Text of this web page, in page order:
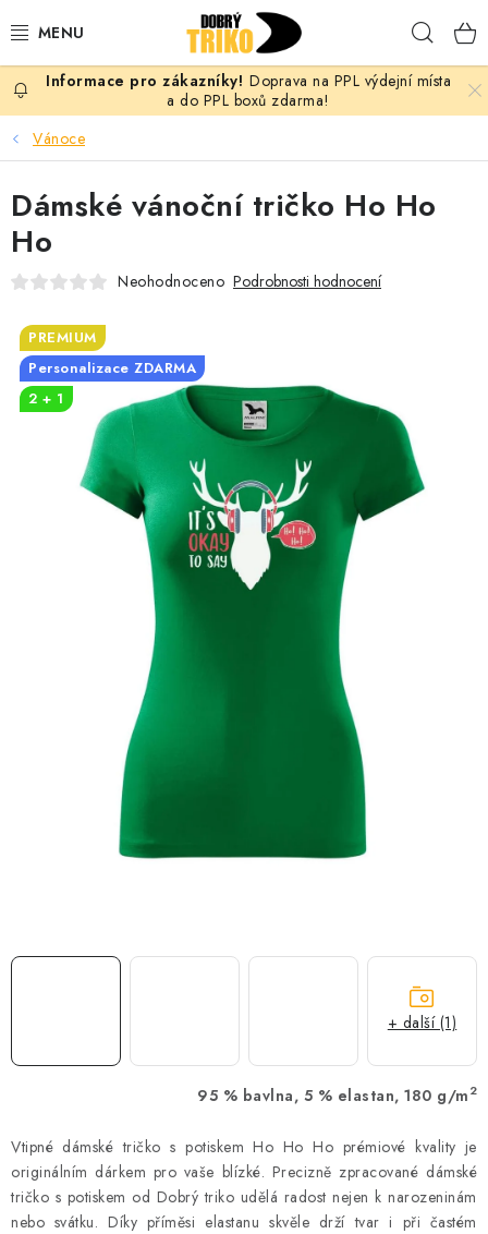
na
PRO ŽENY
PRO MUŽE
PRO DĚTI
PRO PÁRY
VLASTNÍ MOTIV
OKAMŽITĚ K ODBĚRU
MÁM SRDCE POMÁHÁM
PROVIZNÍ SYSTÉM
Časté otázky
Doprava na PPL výdejní místa
a do PPL boxů zdarma!
Vánoce
95 % bavlna, 5 % elastan, 180 g/m 2
Vtipné dámské tričko s potiskem Ho Ho Ho prémiové kvality je
originálním dárkem pro vaše blízké. Precizně zpracované dámské
tričko s potiskem od Dobrý triko udělá radost nejen k narozeninám
nebo svátku. Díky příměsi elastanu skvěle drží tvar i při častém
Dámské vánoční tričko Ho Ho
Ho
Neohodnoceno Podrobnosti hodnocení
PREMIUM
Personalizace ZDARMA
2 + 1
+ další (1)